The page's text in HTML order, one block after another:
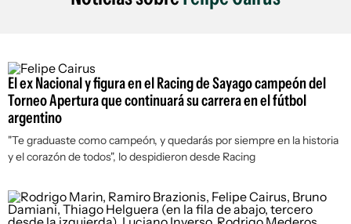
El ex Nacional y figura en el Racing de Sayago campeón del
Torneo Apertura que continuará su carrera en el fútbol
argentino
"Te graduaste como campeón, y quedarás por siempre en la historia
y el corazón de todos", lo despidieron desde Racing